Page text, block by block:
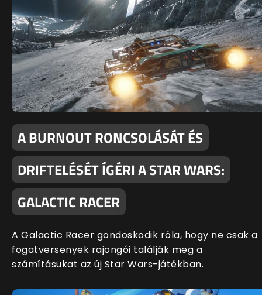
A BURNOUT RONCSOLÁSÁT ÉS
DRIFTELÉSÉT ÍGÉRI A STAR WARS:
GALACTIC RACER
A Galactic Racer gondoskodik róla, hogy ne csak a
fogatversenyek rajongói találják meg a
számításukat az új Star Wars-játékban.